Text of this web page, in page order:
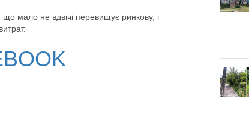
мало не вдвічі перевищує ринкову, і